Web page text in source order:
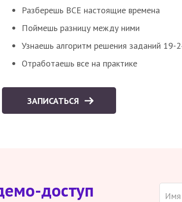
Разберешь ВСЕ настоящие времена
Поймешь разницу между ними
Узнаешь алгоритм решения заданий 19-
Отработаешь все на практике
ЗАПИСАТЬСЯ
доступ